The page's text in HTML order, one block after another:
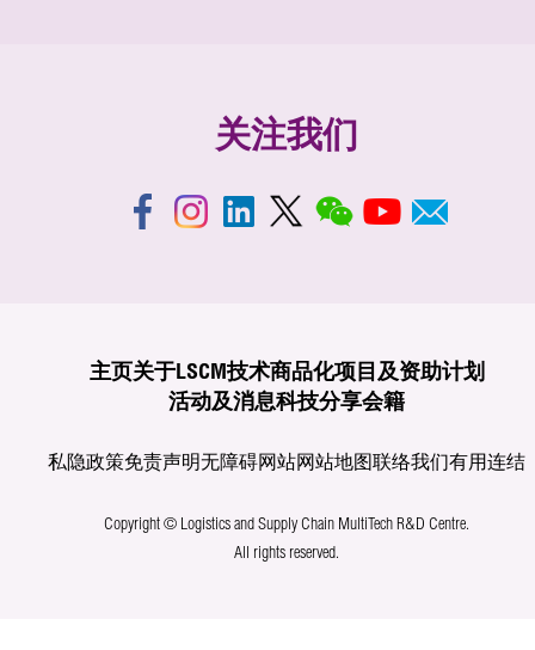
关注我们
主页关于LSCM技术商品化项目及资助计划
活动及消息科技分享会籍
私隐政策免责声明无障碍网站网站地图联络我们有用连结
Copyright © Logistics and Supply Chain MultiTech R&D Centre.
All rights reserved.